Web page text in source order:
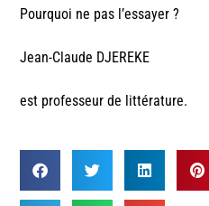
Pourquoi ne pas l’essayer ?
Jean-Claude DJEREKE
est professeur de littérature.